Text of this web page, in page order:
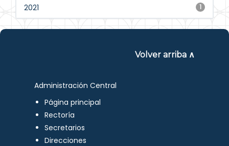
1
2021
Volver arriba ∧
Administración Central
Página principal
Rectoría
Secretarios
Direcciones